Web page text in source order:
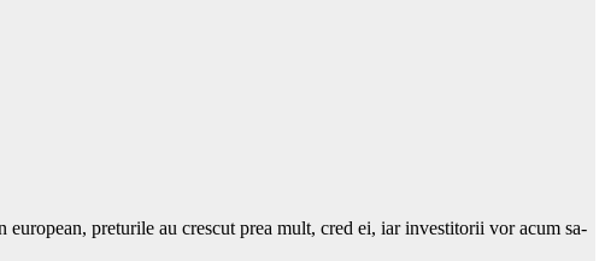
preturile au crescut prea mult, cred ei, iar investitorii vor acum sa-